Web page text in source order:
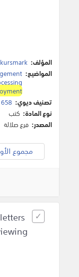
المؤلف:
المواضيع:
تصنيف ديوي: 658 إدارة الأعمال.
نوع المادة: كتب
المصدر: فرع صلالة
مجموع